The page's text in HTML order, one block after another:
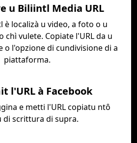
u Biliintl Media URL
è localizà u video, a foto o u
chì vulete. Copiate l'URL da u
o l'opzione di cundivisione di a
piattaforma.
l'URL à Facebook
e metti l'URL copiatu ntô
di scrittura di supra.